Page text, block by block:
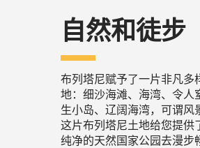
自然和徒步
布列塔尼赋予了一片非凡多
地：细沙海滩、海湾、令人
生小岛、辽阔海湾，可谓风
这片布列塔尼土地给您提供
纯净的天然国家公园去漫步